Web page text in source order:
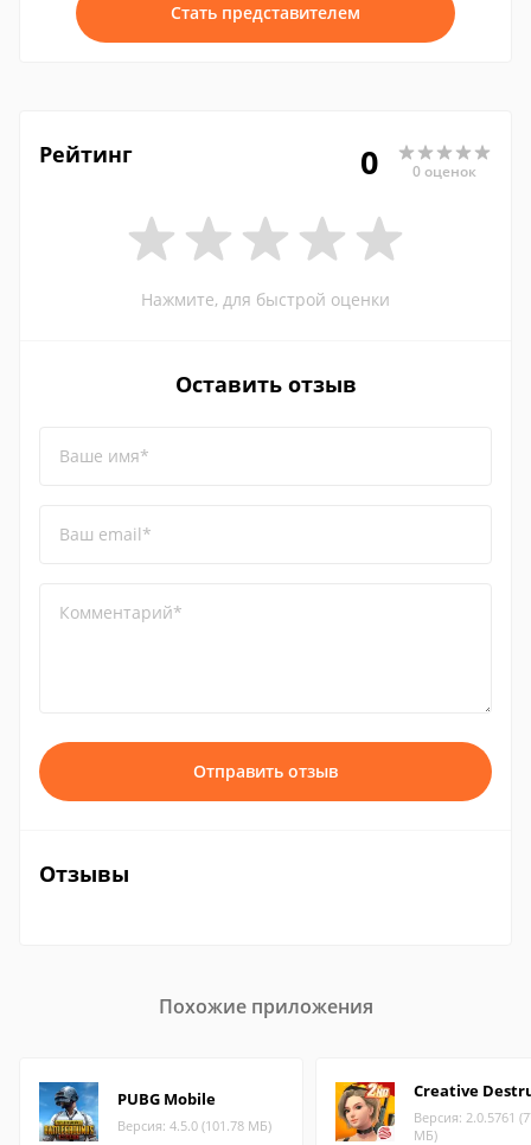
Стать представителем
Рейтинг 0 0 оценок
Нажмите, для быстрой оценки
Оставить отзыв
Ваше имя*
Ваш email*
Комментарий*
Отправить отзыв
Отзывы
Похожие приложения
PUBG Mobile
Версия: 4.5.0 (101.78 МБ)
Creative
Версия: 2.0.5761
МБ)